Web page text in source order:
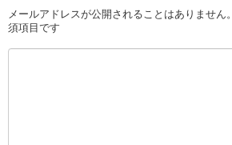
メールアドレスが公開されることはありません。
須項目です